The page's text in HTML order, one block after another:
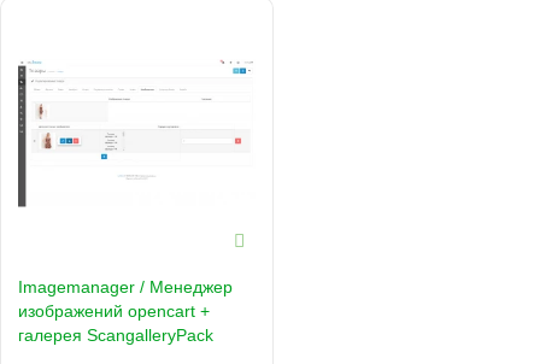
Imagemanager / Менеджер
изображений opencart +
галерея ScangalleryPack